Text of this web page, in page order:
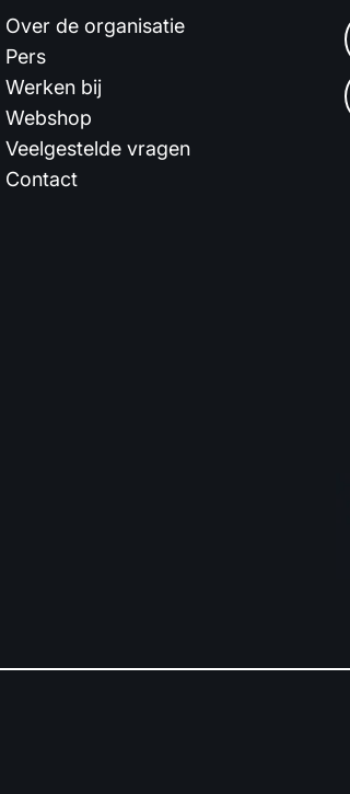
Over de organisatie
Pers
Werken bij
Webshop
Veelgestelde vragen
Contact